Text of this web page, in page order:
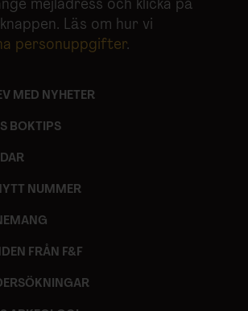
mejladress och klicka på
Läs om hur vi
personuppgifter.
MED NYHETER
BOKTIPS
NUMMER
FRÅN F&F